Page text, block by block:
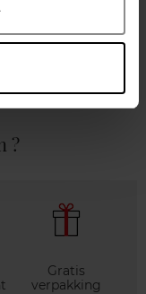
?
Gratis
verpakking